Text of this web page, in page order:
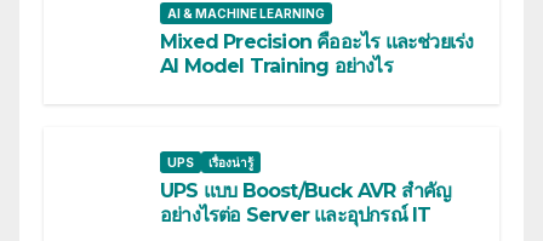
AI & MACHINE LEARNING
Mixed Precision คืออะไร และช่วยเร่ง
AI Model Training อย่างไร
UPS เรื่องน่ารู้
UPS แบบ Boost/Buck AVR สำคัญ
อย่างไรต่อ Server และอุปกรณ์ IT